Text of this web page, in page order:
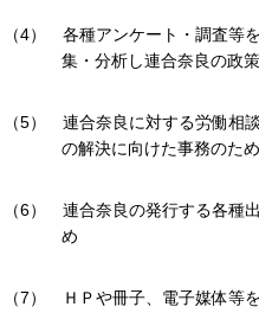
各種アンケート・調査等
集・分析し連合奈良の政
連合奈良に対する労働相
の解決に向けた事務のため
連合奈良の発行する各種
め
ＨＰや冊子、電子媒体等